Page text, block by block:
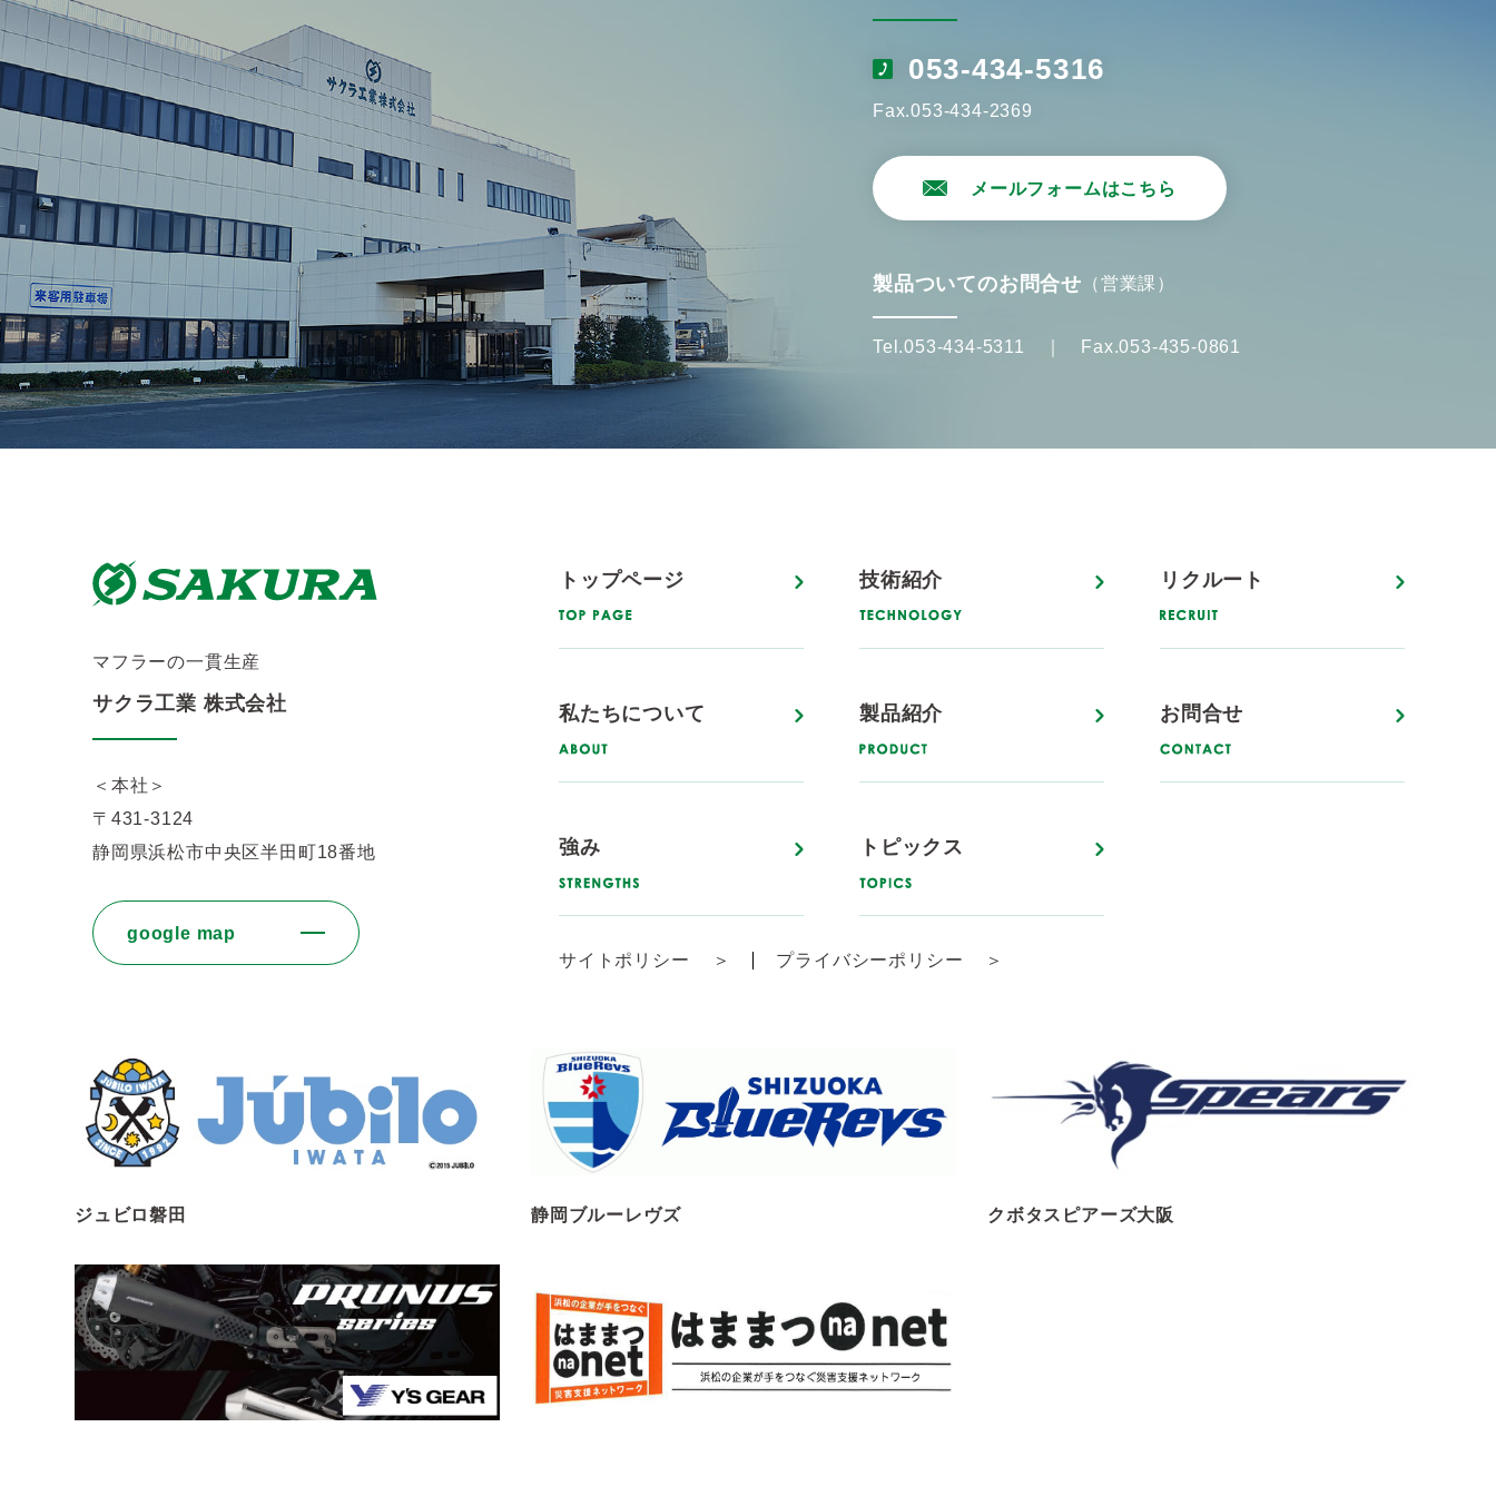
053-434-5316
Fax.053-434-2369
メールフォームはこちら
製品ついてのお問合せ （営業課）
Tel.053-434-5311 ｜ Fax.053-435-0861
マフラーの一貫生産
サクラ工業 株式会社
＜本社＞
〒431-3124
静岡県浜松市中央区半田町18番地
google map
トップページ
私たちについて
強み
技術紹介
製品紹介
トピックス
リクルート
お問合せ
サイトポリシー プライバシーポリシー
ジュビロ磐田 静岡ブルーレヴズ クボタスピアーズ大阪